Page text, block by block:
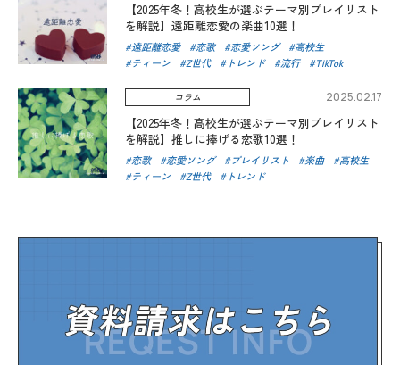
【2025年冬！高校生が選ぶテーマ別プレイリスト
を解説】遠距離恋愛の楽曲10選！
遠距離恋愛 恋歌 恋愛ソング
高校生
ティーン
Z世代 トレンド 流行 TikTok
コラム 2025.02.17
【2025年冬！高校生が選ぶテーマ別プレイリスト
を解説】推しに捧げる恋歌10選！
恋歌 恋愛ソング プレイリスト 楽曲
高校生
ティーン
Z世代 トレンド